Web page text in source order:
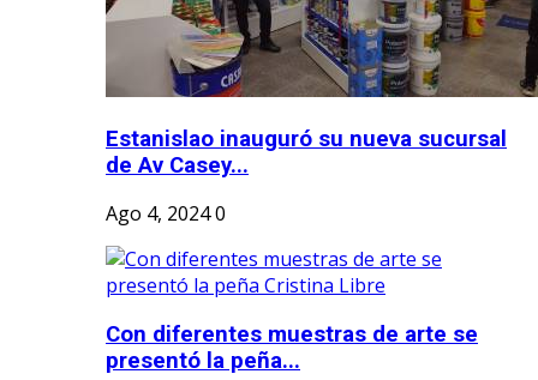
Estanislao inauguró su nueva sucursal
de Av Casey...
Ago 4, 20240
Con diferentes muestras de arte se
presentó la peña...